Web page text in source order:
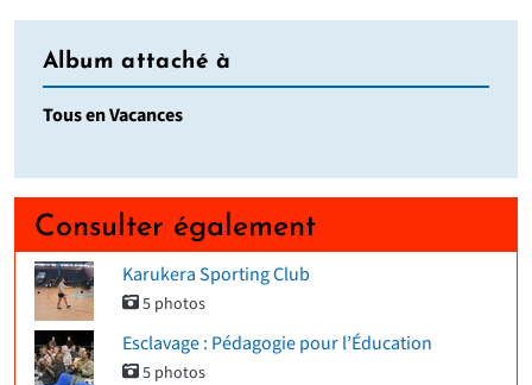
Album attaché à
Tous en Vacances
Consulter également
Karukera Sporting Club
5 photos
Esclavage : Pédagogie pour l’Éducation
5 photos